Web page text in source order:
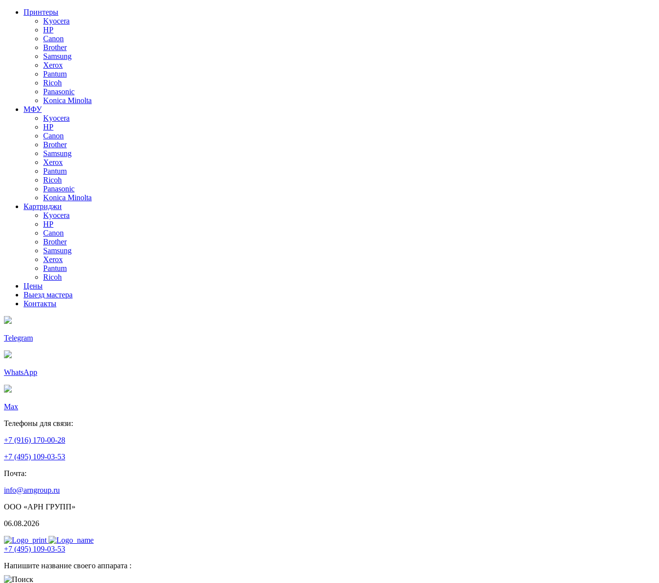
Принтеры
Kyocera
HP
Canon
Brother
Samsung
Xerox
Pantum
Ricoh
Panasonic
Konica Minolta
МФУ
Kyocera
HP
Canon
Brother
Samsung
Xerox
Pantum
Ricoh
Panasonic
Konica Minolta
Картриджи
Kyocera
HP
Canon
Brother
Samsung
Xerox
Pantum
Ricoh
Цены
Выезд мастера
Контакты
Telegram
WhatsApp
Max
Телефоны для связи:
+7 (916) 170-00-28
+7 (495) 109-03-53
Почта:
info@arngroup.ru
ООО «АРН ГРУПП»
06.08.2026
+7 (495) 109-03-53
Напишите название своего аппарата :